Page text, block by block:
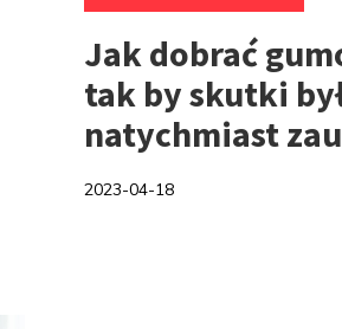
Jak dobrać
tak by skutki
natychmiast
2023-04-18